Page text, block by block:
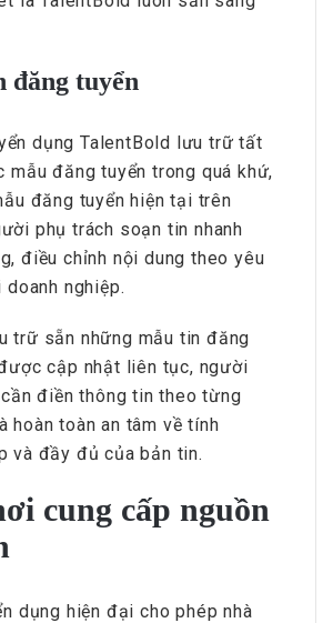
đăng tuyển
dụng TalentBold lưu trữ tất
mẫu đăng tuyển trong quá khứ,
đăng tuyển hiện tại trên
phụ trách soạn tin nhanh
điều chỉnh nội dung theo yêu
nghiệp.
trữ sẵn những mẫu tin đăng
cập nhật liên tục, người
điền thông tin theo từng
hoàn toàn an tâm về tính
và đầy đủ của bản tin.
cung cấp nguồn
dụng hiện đại cho phép nhà